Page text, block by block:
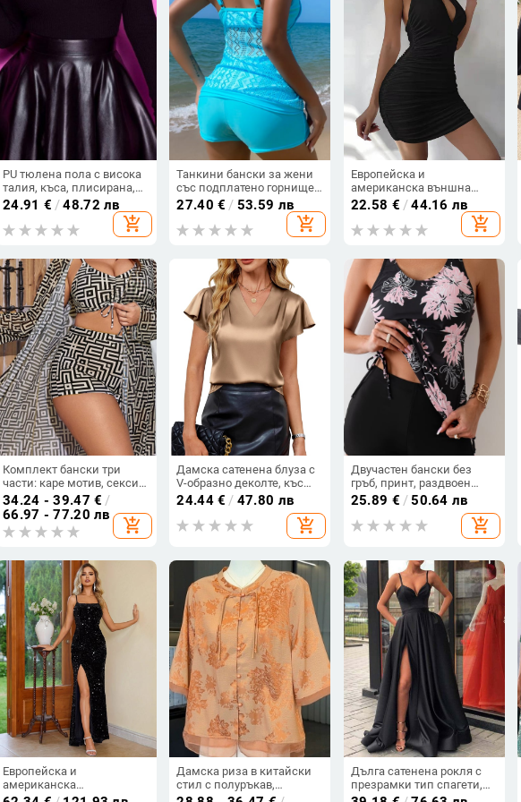
PU тюлена пола с висока
талия, къса, плисирана,
колажни детайли
24.91 € /48.72 лв
add_shopping_cart
Танкини бански за жени
със подплатено горнище,
секси принт, полиестер/
найлон материя (80%
нейлон), долна част в
27.40 € / 53.59 лв
add_shopping_cart
Европейска и
американска външна
търговия Дамска нова
рокля Лятна секси мини
пола с безгръбначна
22.58 € /44.16 лв
add_shopping_cart
Комплект бански три
части: каре мотив, секси
тесен силует; плат
полиестер 82%, подплата
полиестер 18%, тегло 450
g, с подплънки за бюст и
34.24 - 39.47 € /
66.97 - 77.20 лв
add_shopping_cart
Дамска сатенена блуза с
V-образно деколте, къс
ръкав с лотосов лист,
свободна кройка,
еднотонна
24.44€ / 47.80 лв
add_shopping_cart
Двучастен бански без
гръб, принт, раздвоен
дизайн, полиестер 82/18,
195 г, подплата 95/5,
чашки с подплата
25.89 € /50.64 лв
add_shopping_cart
Европейска и
американска
трансгранична търговия,
Дамска риза в китайски
стил с полуръкав,
шифонова блуза за жени
Дълга сатенена рокля с
презрамки тип спагети,
без ръкави, с средна